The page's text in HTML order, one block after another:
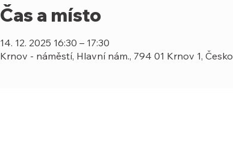
Čas a místo
14. 12. 2025 16:30 – 17:30
Krnov - náměstí, Hlavní nám., 794 01 Krnov 1, Česko